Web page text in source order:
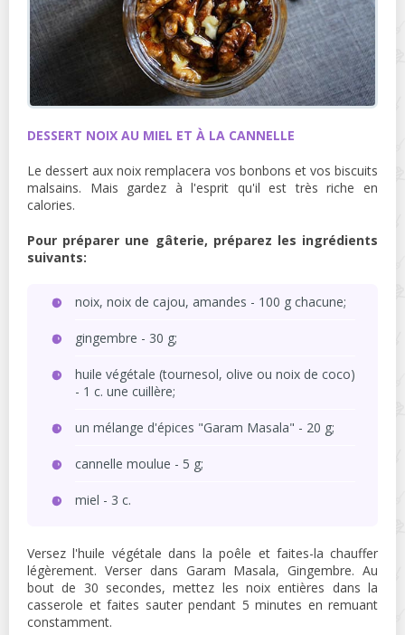
DESSERT NOIX AU MIEL ET À LA CANNELLE
Le dessert aux noix remplacera vos bonbons et vos biscuits
malsains. Mais gardez à l'esprit qu'il est très riche en
calories.
Pour préparer une gâterie, préparez les ingrédients
suivants:
noix, noix de cajou, amandes - 100 g chacune;
gingembre - 30 g;
huile végétale (tournesol, olive ou noix de coco)
- 1 c. une cuillère;
un mélange d'épices "Garam Masala" - 20 g;
cannelle moulue - 5 g;
miel - 3 c.
Versez l'huile végétale dans la poêle et faites-la chauffer
légèrement. Verser dans Garam Masala, Gingembre. Au
bout de 30 secondes, mettez les noix entières dans la
casserole et faites sauter pendant 5 minutes en remuant
constamment.